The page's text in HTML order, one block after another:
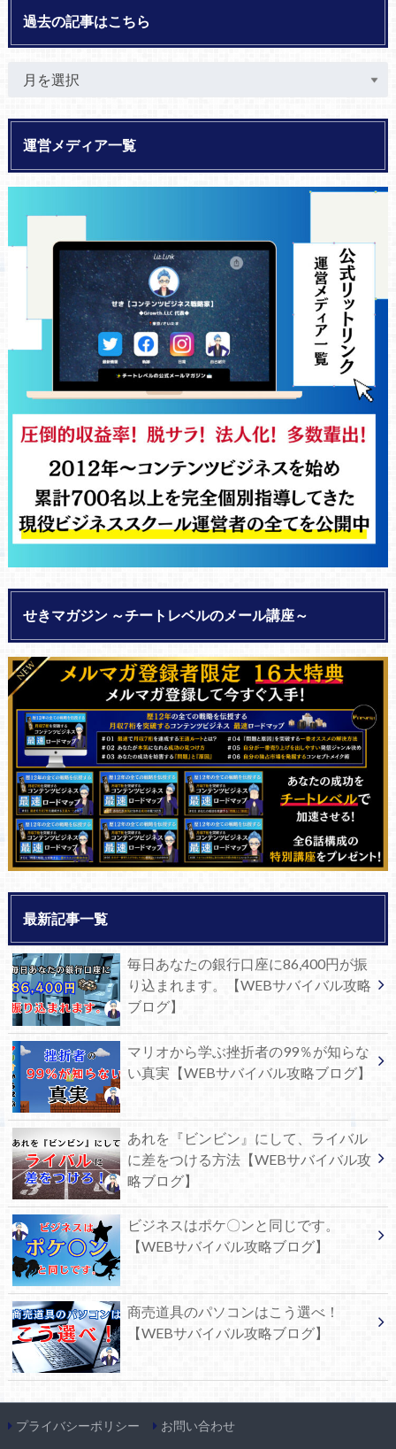
過去の記事はこちら
運営メディア一覧
せきマガジン ～チートレベルのメール講座～
最新記事一覧
毎日あなたの銀行口座に86,400円が振
り込まれます。【WEBサバイバル攻略
ブログ】
マリオから学ぶ挫折者の99％が知らな
い真実【WEBサバイバル攻略ブログ】
あれを『ビンビン』にして、ライバル
に差をつける方法【WEBサバイバル攻
略ブログ】
ビジネスはポケ〇ンと同じです。
【WEBサバイバル攻略ブログ】
商売道具のパソコンはこう選べ！
【WEBサバイバル攻略ブログ】
プライバシーポリシー お問い合わせ